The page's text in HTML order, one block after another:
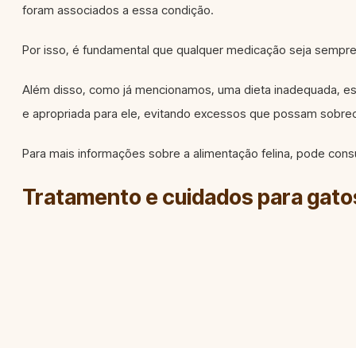
foram associados a essa condição.
Por isso, é fundamental que qualquer medicação seja
Além disso, como já mencionamos, uma dieta inadequada,
e apropriada para ele, evitando excessos que possam
Para mais informações sobre a alimentação felina, pode
Tratamento e cuidados para